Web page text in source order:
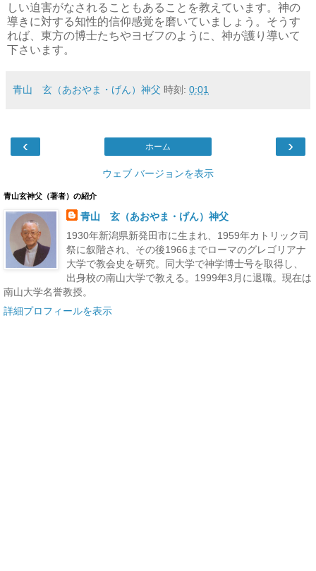
しい迫害がなされることもあることを教えています。神の
導きに対する知性的信仰感覚を磨いていましょう。そうす
れば、東方の博士たちやヨゼフのように、神が護り導いて
下さいます。
青山 玄（あおやま・げん）神父 時刻: 0:01
‹ ›
ホーム
ウェブ バージョンを表示
青山玄神父（著者）の紹介
青山 玄（あおやま・げん）神父
1930年新潟県新発田市に生まれ、1959年カトリック司
祭に叙階され、その後1966までローマのグレゴリアナ
大学で教会史を研究。同大学で神学博士号を取得し、
出身校の南山大学で教える。1999年3月に退職。現在は
南山大学名誉教授。
詳細プロフィールを表示